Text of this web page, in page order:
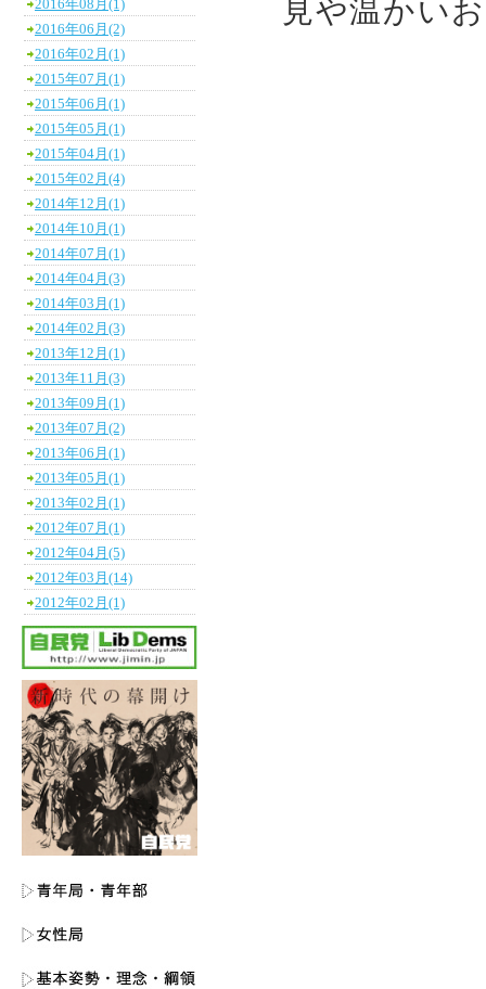
見や温かい
2016年08月(1)
2016年06月(2)
2016年02月(1)
2015年07月(1)
2015年06月(1)
2015年05月(1)
2015年04月(1)
2015年02月(4)
2014年12月(1)
2014年10月(1)
2014年07月(1)
2014年04月(3)
2014年03月(1)
2014年02月(3)
2013年12月(1)
2013年11月(3)
2013年09月(1)
2013年07月(2)
2013年06月(1)
2013年05月(1)
2013年02月(1)
2012年07月(1)
2012年04月(5)
2012年03月(14)
2012年02月(1)